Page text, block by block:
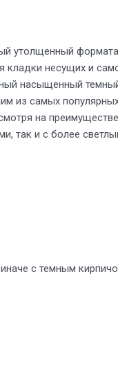
утолщенный
кладки несущих и
насыщенный
из самых
на
так и с более
с темным